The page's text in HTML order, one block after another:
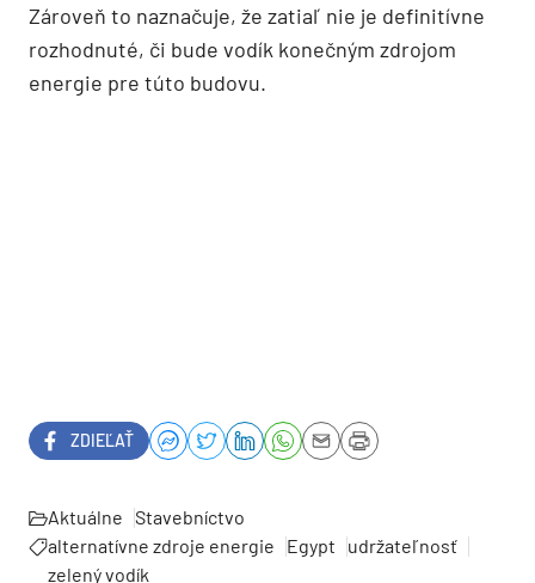
Zároveň to naznačuje, že zatiaľ nie je definitívne
rozhodnuté, či bude vodík konečným zdrojom
energie pre túto budovu.
ZDIEĽAŤ
Aktuálne Stavebníctvo
alternatívne zdroje energie
Egypt
udržateľnosť
zelený vodík